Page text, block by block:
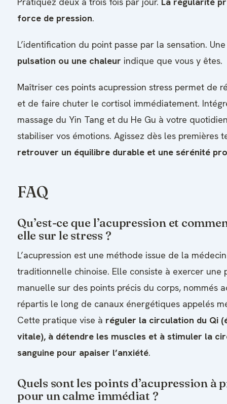
force de pression.
L’identification du point passe par la sensation.
pulsation ou une chaleur indique que vous y êtes.
Maîtriser ces points acupression stress permet de
et de faire chuter le cortisol immédiatement.
massage du Yin Tang et du He Gu à votre
stabiliser vos émotions. Agissez dès les premières
retrouver un équilibre durable et une sérénité
FAQ
Qu’est-ce que l’acupression et
elle sur le stress ?
L’acupression est une méthode issue de la
traditionnelle chinoise. Elle consiste à exercer une
manuelle sur des points précis du corps, nommés
répartis le long de canaux énergétiques appelés
Cette pratique vise à réguler la circulation du Qi
vitale), à détendre les muscles et à stimuler la
sanguine pour apaiser l’anxiété.
Quels sont les points d’acupression à
pour un calme immédiat ?